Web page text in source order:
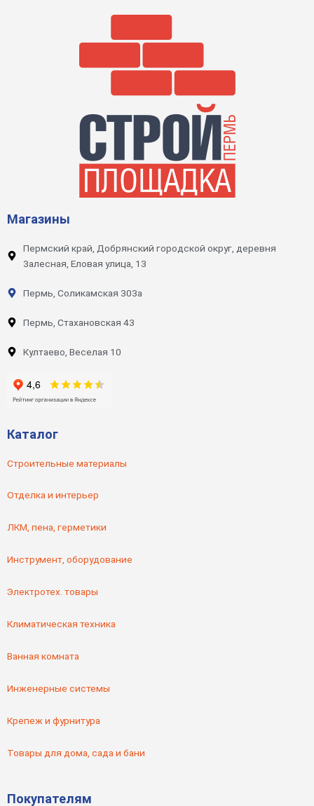
Магазины
Пермский край, Добрянский городской округ, деревня
Залесная, Еловая улица, 13
Пермь, Соликамская 303а
Пермь, Стахановская 43
Култаево, Веселая 10
Каталог
Строительные материалы
Отделка и интерьер
ЛКМ, пена, герметики
Инструмент, оборудование
Электротех. товары
Климатическая техника
Ванная комната
Инженерные системы
Крепеж и фурнитура
Товары для дома, сада и бани
Покупателям